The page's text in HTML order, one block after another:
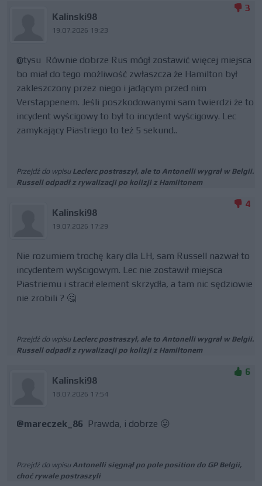
Kalinski98
19.07.2026 19:23
3
@tysu Równie dobrze Rus mógł zostawić więcej miejsca
bo miał do tego możliwość zwłaszcza że Hamilton był
zakleszczony przez niego i jadącym przed nim
Verstappenem. Jeśli poszkodowanymi sam twierdzi że to
incydent wyścigowy to był to incydent wyścigowy. Lec
zamykający Piastriego to też 5 sekund..
Przejdź do wpisu Leclerc postraszył, ale to Antonelli wygrał w Belgii.
Russell odpadł z rywalizacji po kolizji z Hamiltonem
Kalinski98
19.07.2026 17:29
4
Nie rozumiem trochę kary dla LH, sam Russell nazwał to
incydentem wyścigowym. Lec nie zostawił miejsca
Piastriemu i stracił element skrzydła, a tam nic sędziowie
nie zrobili ? 🤔
Przejdź do wpisu Leclerc postraszył, ale to Antonelli wygrał w Belgii.
Russell odpadł z rywalizacji po kolizji z Hamiltonem
Kalinski98
18.07.2026 17:54
6
@mareczek_86 Prawda, i dobrze 😛
Przejdź do wpisuAntonelli sięgnął po pole position do GP Belgii,
choć rywale postraszyli